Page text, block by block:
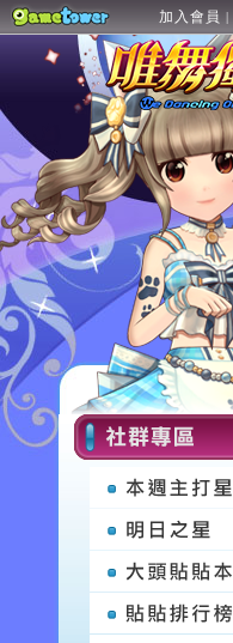
加入會員 |